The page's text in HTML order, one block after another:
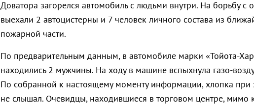
Доватора загорелся автомобиль с людьми внутри. На борьбу с
выехали 2 автоцистерны и 7 человек личного состава из
пожарной части.
По предварительным данным, в автомобиле марки «Тойота-
находились 2 мужчины. На ходу в машине вспыхнула газо-
По собранной к настоящему моменту информации, хлопка при
не слышал. Очевидцы, находившиеся в торговом центре, мимо